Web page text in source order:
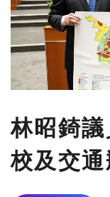
林昭錡
校及交